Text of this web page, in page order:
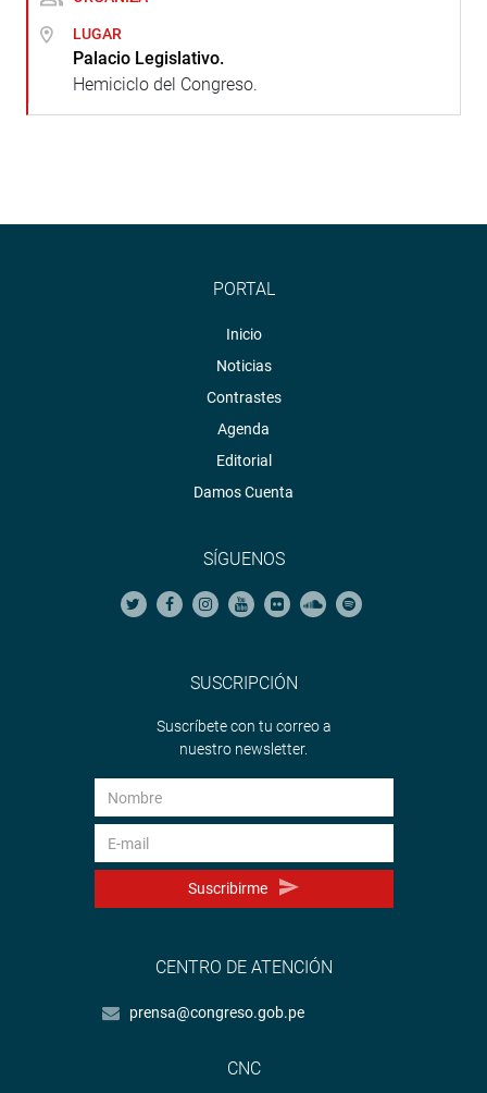
LUGAR
Palacio Legislativo.
Hemiciclo del Congreso.
PORTAL
Inicio
Noticias
Contrastes
Agenda
Editorial
Damos Cuenta
SÍGUENOS
SUSCRIPCIÓN
Suscríbete con tu correo a
nuestro newsletter.
Suscribirme
CENTRO DE ATENCIÓN
prensa@congreso.gob.pe
CNC